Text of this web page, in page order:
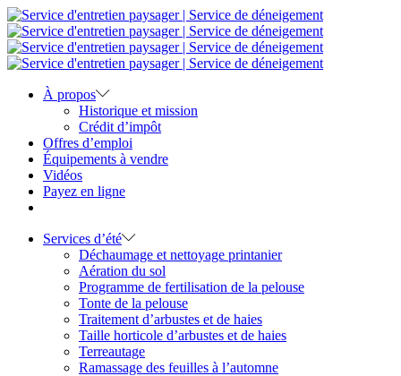
À propos
Historique et mission
Crédit d’impôt
Offres d’emploi
Équipements à vendre
Vidéos
Payez en ligne
Services d’été
Déchaumage et nettoyage printanier
Aération du sol
Programme de fertilisation de la pelouse
Tonte de la pelouse
Traitement d’arbustes et de haies
Taille horticole d’arbustes et de haies
Terreautage
Ramassage des feuilles à l’automne